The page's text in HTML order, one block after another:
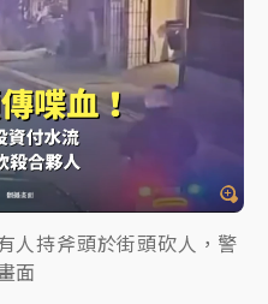
人持斧頭於街頭砍人，警
面